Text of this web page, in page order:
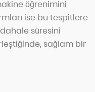
öğrenimini
ise bu tespitlere
süresini
sağlam bir